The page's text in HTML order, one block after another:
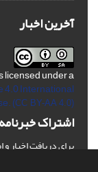
آخرین اخبار
licensed under a
4.0 International
(CC BY-AA 4.0)
اشتراک خبرنامه
برای دریافت اخبار